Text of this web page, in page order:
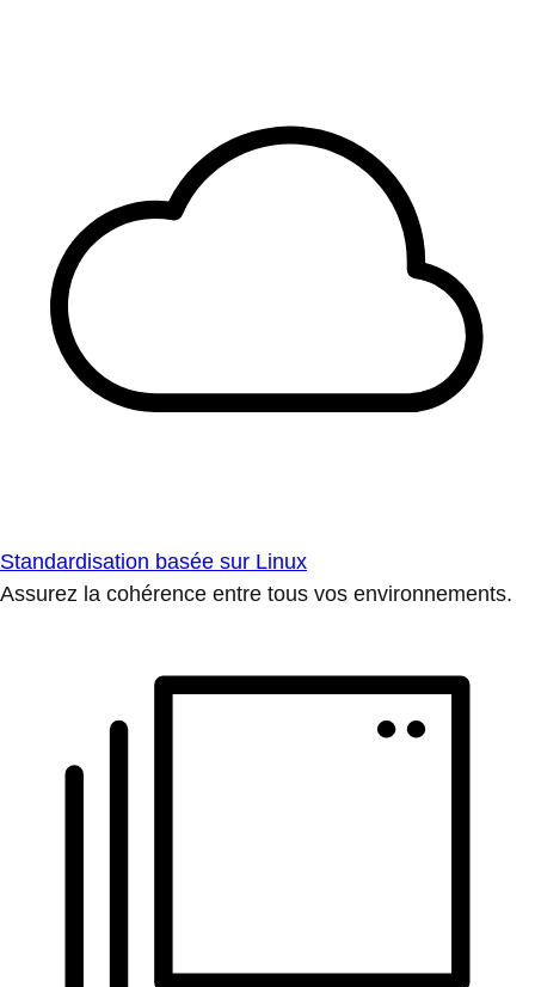
Standardisation basée sur Linux
Assurez la cohérence entre tous vos environnements.